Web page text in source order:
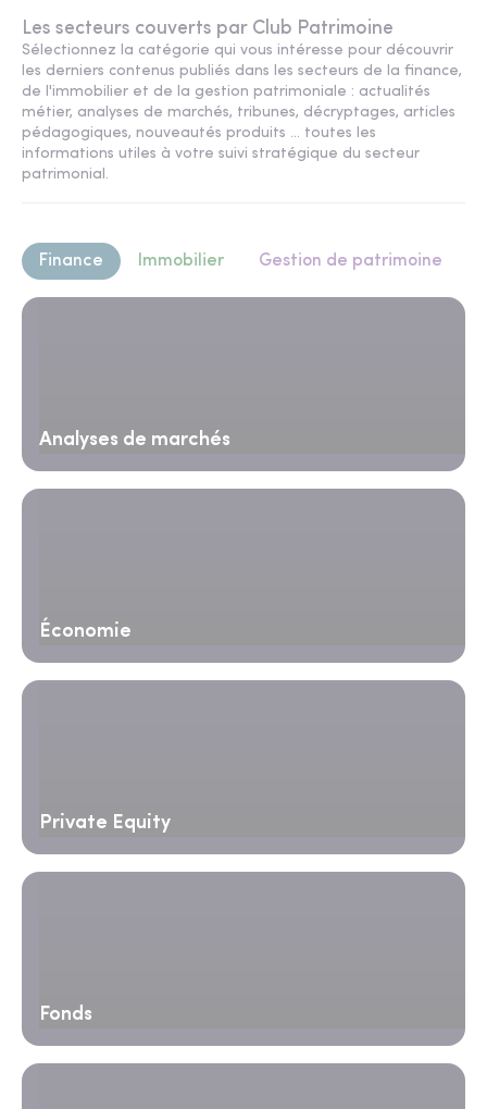
Les secteurs couverts par Club Patrimoine
Sélectionnez la catégorie qui vous intéresse pour découvrir
les derniers contenus publiés dans les secteurs de la finance,
de l'immobilier et de la gestion patrimoniale : actualités
métier, analyses de marchés, tribunes, décryptages, articles
pédagogiques, nouveautés produits ... toutes les
informations utiles à votre suivi stratégique du secteur
patrimonial.
Finance Immobilier Gestion de patrimoine
Analyses de marchés
Économie
Private Equity
Fonds